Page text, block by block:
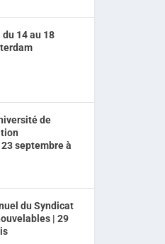
du 14 au 18
de
septembre à
du Syndicat
| 29